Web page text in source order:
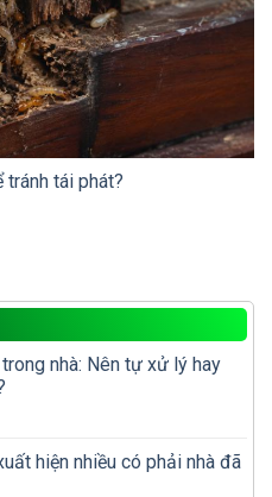
tái phát?
nhà: Nên tự xử lý hay
hiện
mối
hiện nhiều có phải nhà đã